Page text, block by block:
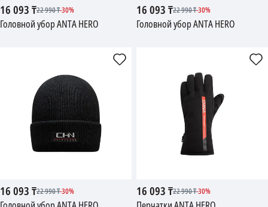
16 093₸22 990₸-30%
Головной убор ANTA HERO
16 093₸22 990₸-30%
Головной убор ANTA HERO
16 093₸22 990₸-30% 16 093₸22 990₸-30%